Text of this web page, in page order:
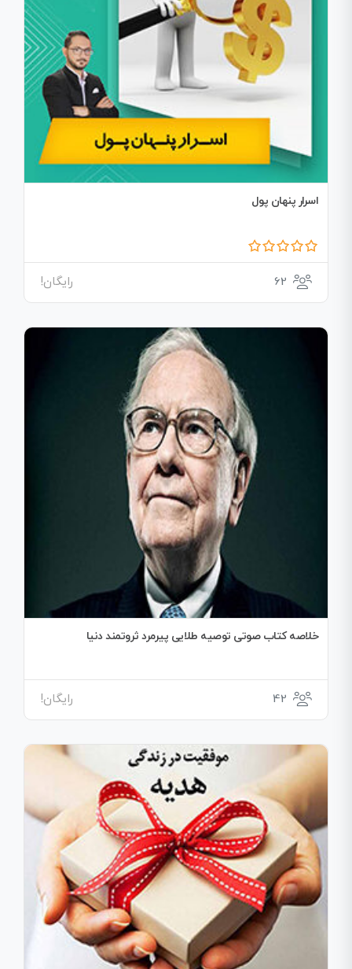
اسرار پنهان پول
62 رایگان!
خلاصه کتاب صوتی توصیه طلایی پیرمرد ثروتمند دنیا
42 رایگان!